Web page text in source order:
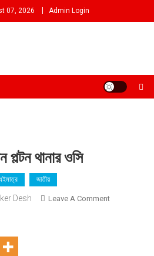
07, 2026 Admin Login
পল্টন থানার ওসি
জাতীয়
Desh Leave A CommentOn